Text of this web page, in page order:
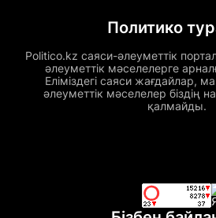
Политико
Politico.kz саяси-әлеуметтік
әлеуметтік мәселелерге
Еліміздегі саяси жағдайлар,
әлеуметтік мәселелер біздің
қалмайды.